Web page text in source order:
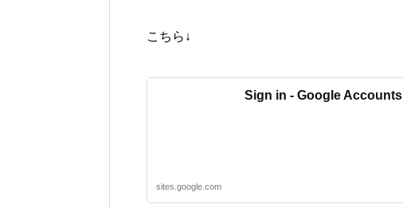
こちら↓
Sign in - Google Accounts
sites.google.com